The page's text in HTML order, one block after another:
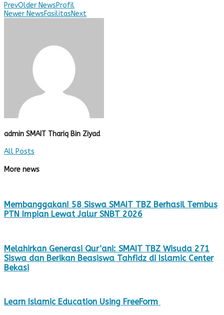
PrevOlder NewsProfil
Newer NewsFasilitasNext
admin SMAIT Thariq Bin Ziyad
All Posts
More news
Membanggakan! 58 Siswa SMAIT TBZ Berhasil Tembus
PTN Impian Lewat Jalur SNBT 2026
Melahirkan Generasi Qur’ani: SMAIT TBZ Wisuda 271
Siswa dan Berikan Beasiswa Tahfidz di Islamic Center
Bekasi
Learn Islamic Education Using FreeForm